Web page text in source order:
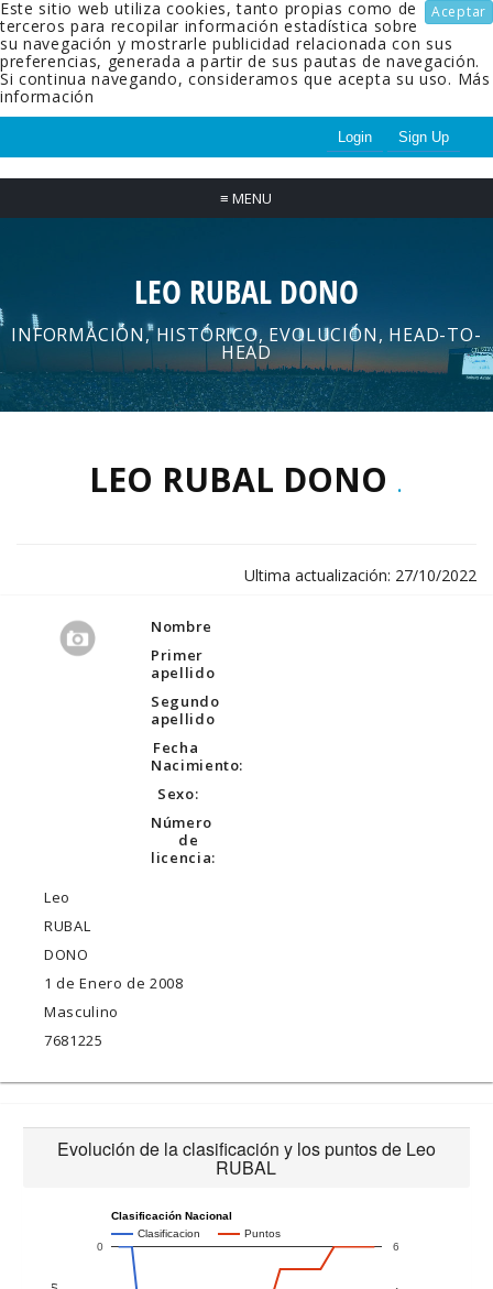
Aceptar
Este sitio web utiliza cookies, tanto propias como de
terceros para recopilar información estadística sobre
su navegación y mostrarle publicidad relacionada con sus
preferencias, generada a partir de sus pautas de navegación.
Si continua navegando, consideramos que acepta su uso. Más
información
Login Sign Up
≡ MENU
LEO RUBAL DONO
INFORMACIÓN, HISTÓRICO, EVOLUCIÓN, HEAD-TO-
HEAD
LEO RUBAL DONO .
Ultima actualización: 27/10/2022
Nombre
Primer
apellido
Segundo
apellido
Fecha
Nacimiento:
Sexo:
Número
de
licencia:
Leo
RUBAL
DONO
1 de Enero de 2008
Masculino
7681225
Evolución de la clasificación y los puntos de Leo
RUBAL
Clasificación Nacional
Clasificacion
Puntos
0 6